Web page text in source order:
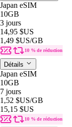
Japan eSIM
10GB
3 jours
14,95 $US
1,49 $US/GB
10 % de réduction
Détails
Japan eSIM
10GB
7 jours
1,52 $US/GB
15,15 $US
10 % de réduction